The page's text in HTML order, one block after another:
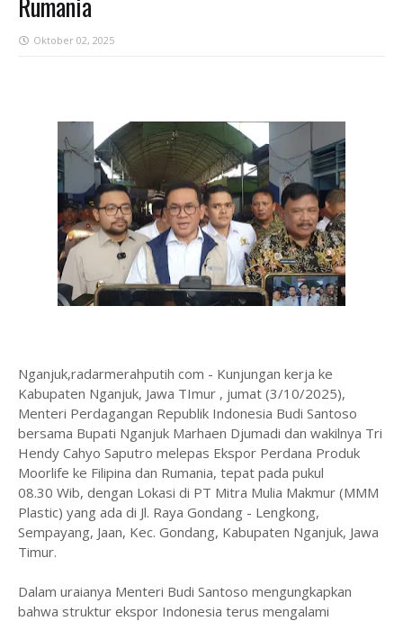
Oktober 02, 2025
Nganjuk,radarmerahputih com - Kunjungan kerja ke
Kabupaten Nganjuk, Jawa TImur , jumat (3/10/2025),
Menteri Perdagangan Republik Indonesia Budi Santoso
bersama Bupati Nganjuk Marhaen Djumadi dan wakilnya Tri
Hendy Cahyo Saputro melepas Ekspor Perdana Produk
Moorlife ke Filipina dan Rumania, tepat pada pukul
08.30 Wib, dengan Lokasi di PT Mitra Mulia Makmur (MMM
Plastic) yang ada di Jl. Raya Gondang - Lengkong,
Sempayang, Jaan, Kec. Gondang, Kabupaten Nganjuk, Jawa
Timur.
Dalam uraianya Menteri Budi Santoso mengungkapkan
bahwa struktur ekspor Indonesia terus mengalami